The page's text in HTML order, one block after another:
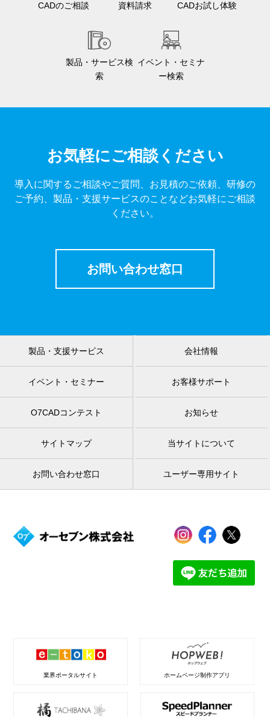
CADのご相談 資料請求 CADお試し体験
製品・サービス検
索
イベント・セミナ
ー検索
お気軽にご相談ください
導入に関するご相談やご質問、お見積のご依頼、研修の
ご予約、製品・支援サービスのことなどお気軽にご相談
ください。
お問い合わせ窓口
製品・支援サービス 会社情報
イベント・セミナー お客様サポート
O7CADコンテスト お知らせ
サイトマップ 当サイトについて
お問い合わせ窓口 ユーザー専用サイト
業界ポータルサイト ホームページ制作アプリ